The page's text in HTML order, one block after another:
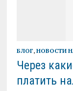
БЛОГ, НОВОСТИ
Через
платить